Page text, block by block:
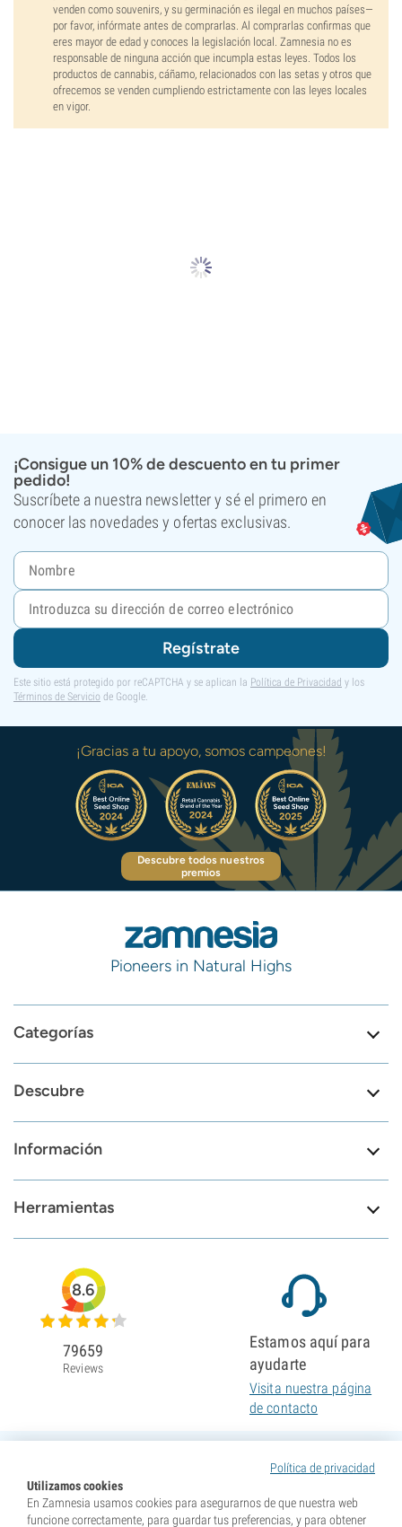
venden como souvenirs, y su germinación es ilegal en muchos países—
por favor, infórmate antes de comprarlas. Al comprarlas confirmas que
eres mayor de edad y conoces la legislación local. Zamnesia no es
responsable de ninguna acción que incumpla estas leyes. Todos los
productos de cannabis, cáñamo, relacionados con las setas y otros que
ofrecemos se venden cumpliendo estrictamente con las leyes locales
en vigor.
¡Consigue un 10% de descuento en tu primer
pedido!
Suscríbete a nuestra newsletter y sé el primero en
conocer las novedades y ofertas exclusivas.
Regístrate
Este sitio está protegido por reCAPTCHA y se aplican la Política de Privacidad y los
Términos de Servicio de Google.
¡Gracias a tu apoyo, somos campeones!
Descubre todos nuestros
premios
Pioneers in Natural Highs
Categorías
Descubre
Información
Herramientas
Política de privacidad
Utilizamos cookies
En Zamnesia usamos cookies para asegurarnos de que nuestra web
funcione correctamente, para guardar tus preferencias, y para obtener
8.6
79659
Reviews
Estamos aquí para
ayudarte
Visita nuestra página
de contacto